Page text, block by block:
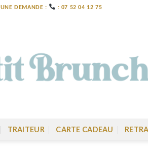
UNE DEMANDE : : 07 52 04 12 75
TRAITEUR CARTE CADEAU